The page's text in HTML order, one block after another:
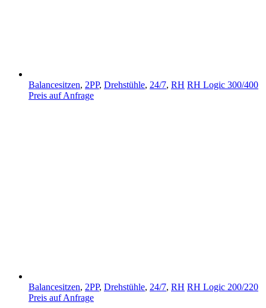
Balancesitzen, 2PP, Drehstühle, 24/7, RH RH Logic 300/400
Preis auf Anfrage
Balancesitzen, 2PP, Drehstühle, 24/7, RH RH Logic 200/220
Preis auf Anfrage